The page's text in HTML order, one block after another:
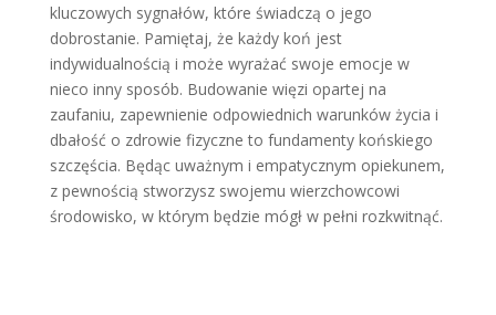
kluczowych sygnałów, które świadczą o jego
dobrostanie. Pamiętaj, że każdy koń jest
indywidualnością i może wyrażać swoje emocje w
nieco inny sposób. Budowanie więzi opartej na
zaufaniu, zapewnienie odpowiednich warunków życia i
dbałość o zdrowie fizyczne to fundamenty końskiego
szczęścia. Będąc uważnym i empatycznym opiekunem,
z pewnością stworzysz swojemu wierzchowcowi
środowisko, w którym będzie mógł w pełni rozkwitnąć.